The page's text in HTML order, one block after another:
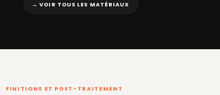
→ VOIR TOUS LES MATÉRIAUX
FINITIONS ET POST-TRAITEMENT